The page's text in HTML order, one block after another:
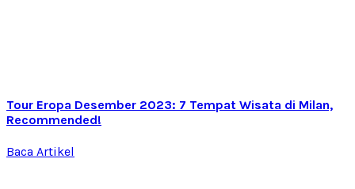
Tour Eropa Desember 2023: 7 Tempat Wisata di Milan,
Recommended!
Baca Artikel